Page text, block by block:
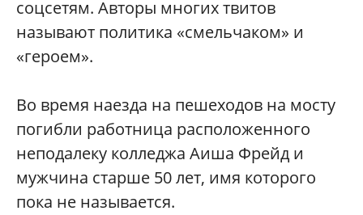
соцсетям. Авторы многих твитов
называют политика «смельчаком» и
«героем».
Во время наезда на пешеходов на мосту
погибли работница расположенного
неподалеку колледжа Аиша Фрейд и
мужчина старше 50 лет, имя которого
пока не называется.